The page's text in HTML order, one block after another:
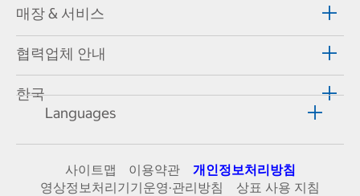
매장 & 서비스
협력업체 안내
한국
Languages
사이트맵 이용약관
개인정보처리방침
영상정보처리기기운영·관리방침
상표 사용 지침